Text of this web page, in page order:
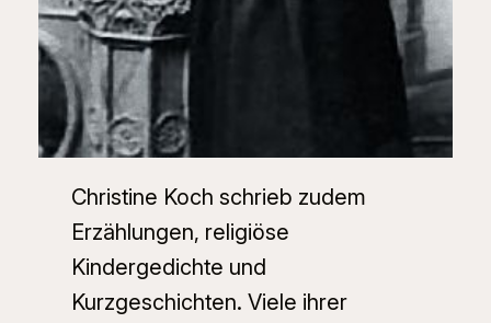
Christine Koch schrieb zudem
Erzählungen, religiöse
Kindergedichte und
Kurzgeschichten. Viele ihrer